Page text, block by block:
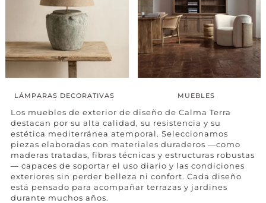
LÁMPARAS DECORATIVAS MUEBLES
Los muebles de exterior de diseño de Calma Terra
destacan por su alta calidad, su resistencia y su
estética mediterránea atemporal. Seleccionamos
piezas elaboradas con materiales duraderos —como
maderas tratadas, fibras técnicas y estructuras robustas
— capaces de soportar el uso diario y las condiciones
exteriores sin perder belleza ni confort. Cada diseño
está pensado para acompañar terrazas y jardines
durante muchos años.